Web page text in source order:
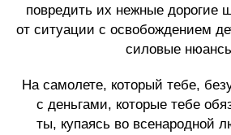
повредить их нежные дорогие
от ситуации с освобождением
силовые
На самолете, который тебе,
с деньгами, которые тебе
ты, купаясь во всенародной